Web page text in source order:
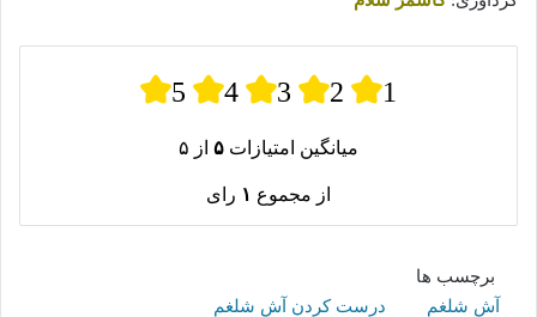
5 4 3 2 1
میانگین امتیازات ۵ از ۵
از مجموع ۱ رای
برچسب ها
آش شلغم
درست کردن آش شلغم